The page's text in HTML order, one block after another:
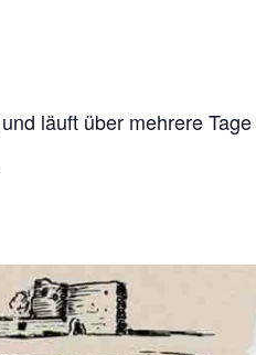
läuft über mehrere